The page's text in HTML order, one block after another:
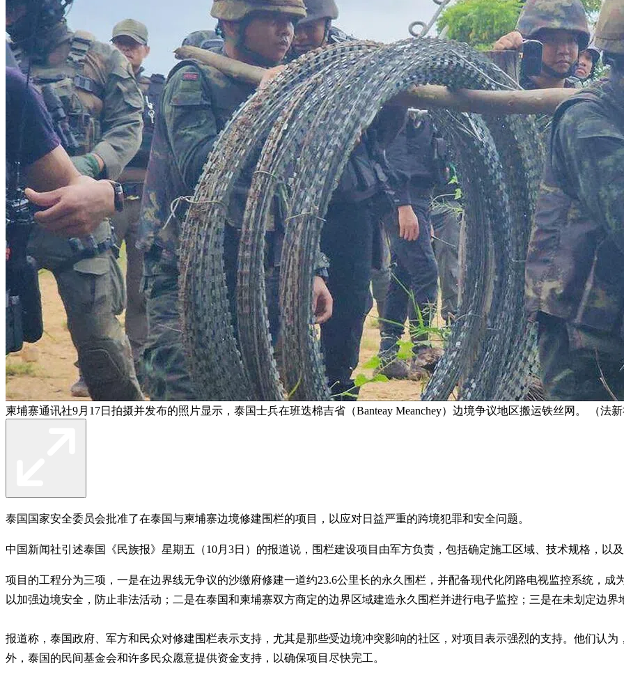
柬埔寨通讯社9月17日拍摄并发布的照片​​显示，泰国士兵在班迭棉吉省（Banteay Meanchey）边境争议地区搬运铁丝网。 （法
泰国国家安全委员会批准了在泰国与柬埔寨边境修建围栏的项目，以应对日益严重的跨境犯罪和安全问题。
中国新闻社引述泰国《民族报》星期五（10月3日）的报道说，围栏建设项目由军方负责，包括确定施工区域、技术规格，以
项目的工程分为三项，一是在边界线无争议的沙缴府修建一道约23.6公里长的永久围栏，并配备现代化闭路电视监控系统，成
以加强边境安全，防止非法活动；二是在泰国和柬埔寨双方商定的边界区域建造永久围栏并进行电子监控；三是在未划定边
报道称，泰国政府、军方和民众对修建围栏表示支持，尤其是那些受边境冲突影响的社区，对项目表示强烈的支持。他们认
外，泰国的民间基金会和许多民众愿意提供资金支持，以确保项目尽快完工。